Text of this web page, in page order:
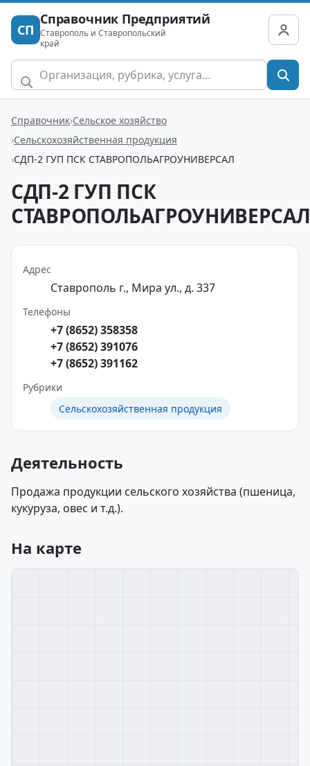
СП
Справочник Предприятий
Ставрополь и Ставропольский
край
Справочник Сельское хозяйство
Сельскохозяйственная продукция
СДП-2 ГУП ПСК СТАВРОПОЛЬАГРОУНИВЕРСАЛ
СДП-2 ГУП ПСК
СТАВРОПОЛЬАГРОУНИВЕРСАЛ
Адрес
Ставрополь г., Мира ул., д. 337
Телефоны
+7 (8652) 358358
+7 (8652) 391076
+7 (8652) 391162
Рубрики
Сельскохозяйственная продукция
Деятельность
Продажа продукции сельского хозяйства (пшеница,
кукуруза, овес и т.д.).
На карте